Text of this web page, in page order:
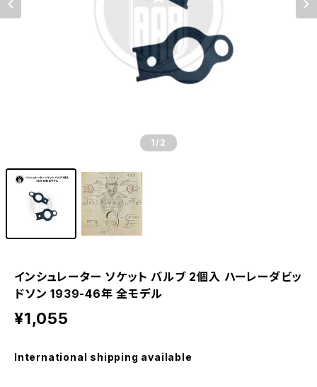
1 /2
インシュレーター ソケット バルブ 2個入 ハーレーダビッ
ドソン 1939-46年 全モデル
¥1,055
International shipping available